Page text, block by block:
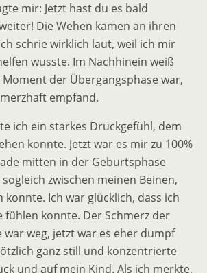
mir: Jetzt hast du es bald
Die Wehen kamen an ihren
schrie wirklich laut, weil ich mir
wusste. Im Nachhinein weiß
Moment der Übergangsphase war,
empfand.
ich ein starkes Druckgefühl, dem
konnte. Jetzt war es mir zu 100%
mitten in der Geburtsphase
zwischen meinen Beinen,
konnte. Ich war glücklich, dass ich
fühlen konnte. Der Schmerz der
war weg, jetzt war es eher dumpf
ganz still und konzentrierte
und auf mein Kind. Als ich merkte,